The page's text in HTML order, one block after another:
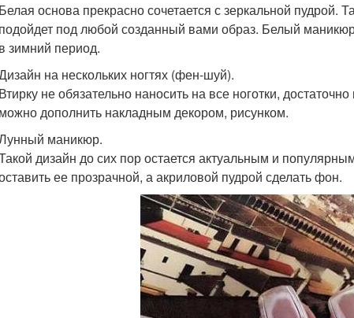
Белая основа прекрасно сочетается с зеркальной
подойдет под любой созданный вами образ. Белый
в зимний период.
на нескольких ногтях (фен-шуй).
Втирку не обязательно наносить на все ноготки,
можно дополнить накладным декором, рисунком.
маникюр.
дизайн до сих пор остается актуальным и
ее прозрачной, а акриловой пудрой сделать фон.